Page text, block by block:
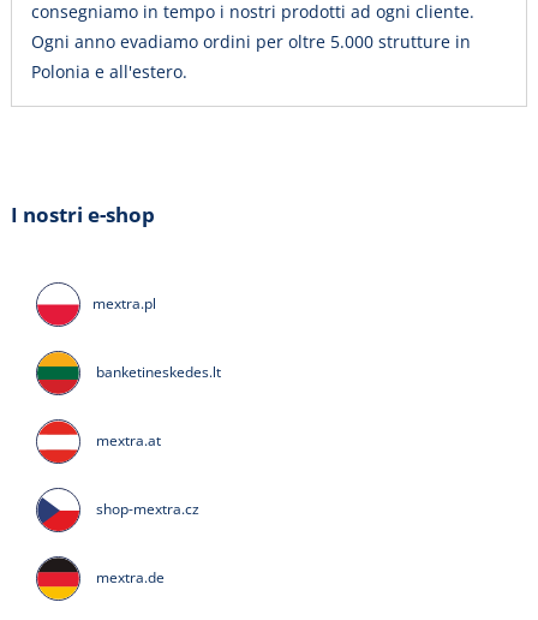
consegniamo in tempo i nostri prodotti ad ogni cliente.
Ogni anno evadiamo ordini per oltre 5.000 strutture in
Polonia e all'estero.
I nostri e-shop
mextra.pl
banketineskedes.lt
mextra.at
shop-mextra.cz
mextra.de